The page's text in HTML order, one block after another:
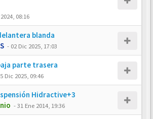
08:16
blanda
- 02 Dic 2025, 17:03
parte trasera
Dic 2025, 09:46
Hidractive+3
-31 Ene 2014, 19:36